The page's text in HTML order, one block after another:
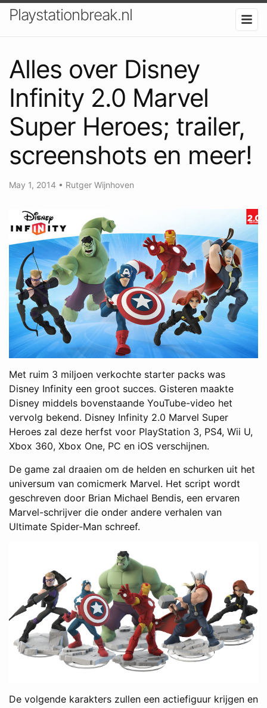
Playstationbreak.nl
Alles over Disney
Infinity 2.0 Marvel
Super Heroes; trailer,
screenshots en meer!
May 1, 2014 • Rutger Wijnhoven
Met ruim 3 miljoen verkochte starter packs was
Disney Infinity een groot succes. Gisteren maakte
Disney middels bovenstaande YouTube-video het
vervolg bekend. Disney Infinity 2.0 Marvel Super
Heroes zal deze herfst voor PlayStation 3, PS4, Wii U,
Xbox 360, Xbox One, PC en iOS verschijnen.
De game zal draaien om de helden en schurken uit het
universum van comicmerk Marvel. Het script wordt
geschreven door Brian Michael Bendis, een ervaren
Marvel-schrijver die onder andere verhalen van
Ultimate Spider-Man schreef.
De volgende karakters zullen een actiefiguur krijgen en